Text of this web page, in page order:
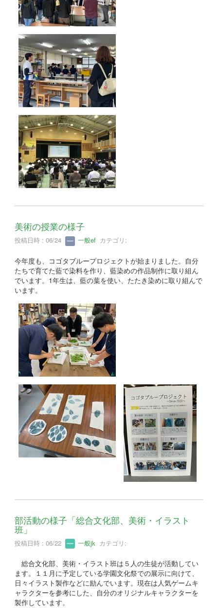
美術の授業の様子
投稿日時 : 06/24 一般ef カテゴリ:
今年度も、コゴタブループロジェクトが始まりました。自分
たちで育てた藍で染料を作り、藍染めの作品制作に取り組ん
でいます。1年生は、藍の葉を使い、たたき染めに取り組んで
います。
部活動の様子「総合文化部、美術・イラスト
班」
投稿日時 : 06/22 一般jk カテゴリ:
総合文化部、美術・イラスト班は５人の生徒が活動してい
ます。１１月に予定している学園文化祭での展示に向けて、
日々イラスト製作などに励んでいます。現在は人気ゲームキ
ャラクターを参考にした、自分のオリジナルキャラクターを
製作しています。